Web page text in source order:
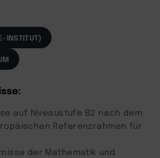
INSTITUT)
auf Niveaustufe B2 nach dem
Referenzrahmen für
der Mathematik und